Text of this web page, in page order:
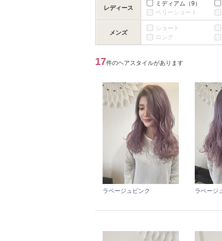
レディース
ミディアム （9）
ベリーショート
メンズ
ショート
ロング
17件のヘアスタイルがあります
ラベージュピンク ラベージ